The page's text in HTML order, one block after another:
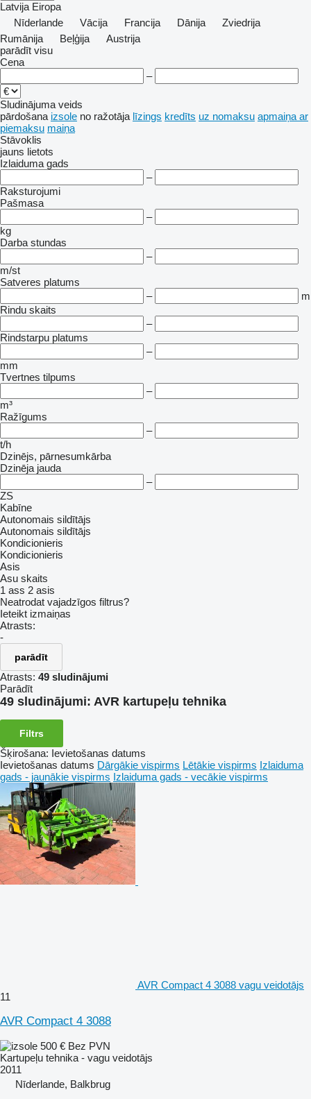
Latvija Eiropa
Nīderlande
Vācija Francija Dānija
Zviedrija
Rumānija
Beļģija
Austrija
parādīt visu
Cena
–
Sludinājuma veids
pārdošana izsole no ražotāja līzings kredīts uz nomaksu apmaiņa ar
piemaksu maiņa
Stāvoklis
jauns lietots
Izlaiduma gads
–
Raksturojumi
Pašmasa
–
kg
Darba stundas
–
m/st
Satveres platums
–
m
Rindu skaits
–
Rindstarpu platums
–
mm
Tvertnes tilpums
–
m³
Ražīgums
–
t/h
Dzinējs, pārnesumkārba
Dzinēja jauda
–
ZS
Kabīne
Autonomais sildītājs
Autonomais sildītājs
Kondicionieris
Kondicionieris
Asis
Asu skaits
1 ass 2 asis
Neatrodat vajadzīgos filtrus?
Ieteikt izmaiņas
Atrasts:
-
parādīt
Atrasts: 49 sludinājumi
Parādīt
49 sludinājumi: AVR kartupeļu tehnika
Filtrs
Šķirošana: Ievietošanas datums
Ievietošanas datums Dārgākie vispirms Lētākie vispirms Izlaiduma
gads - jaunākie vispirms Izlaiduma gads - vecākie vispirms
AVR Compact 4 3088 vagu veidotājs
11
AVR Compact 4 3088
500 € Bez PVN
Kartupeļu tehnika - vagu veidotājs
2011
Nīderlande, Balkbrug